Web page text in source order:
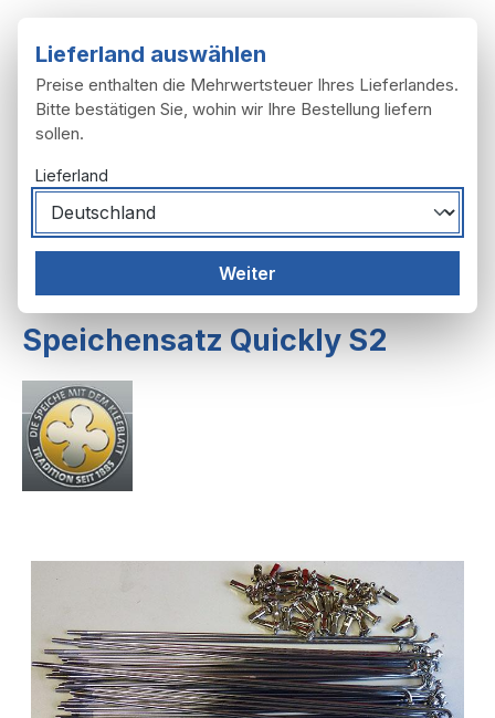
Räder
Speichensatz Quickly S2
Lieferland auswählen
Preise enthalten die Mehrwertsteuer Ihres Lieferlandes.
Bitte bestätigen Sie, wohin wir Ihre Bestellung liefern
sollen.
Lieferland
Weiter